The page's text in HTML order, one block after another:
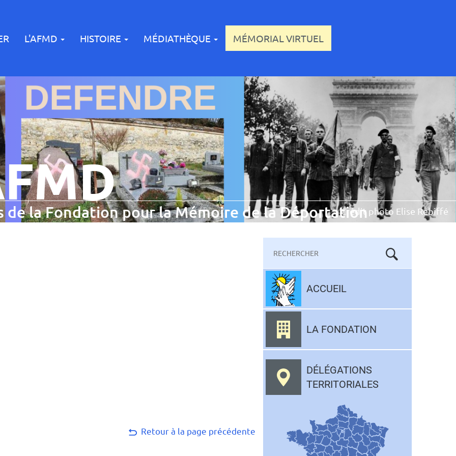
L'AFMD HISTOIRE MÉDIATHÈQUE MÉMORIAL VIRTUEL
Crédit photo Elise Rebiffé
de la Fondation pour la Mémoire de la Déportation
Retour à la page précédente
clés
Aller
contenu
ACCUEIL
LA FONDATION
DÉLÉGATIONS
TERRITORIALES